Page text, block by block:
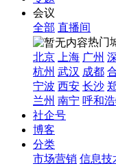
会议
全部 直播间
热门
北京
上海 广州
杭州 武汉 成都
宁波 西安 长沙
兰州 南宁 呼和
社企号
博客
分类
市场营销 信息技